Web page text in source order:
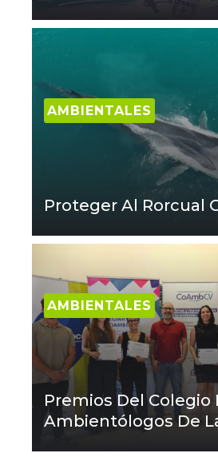
AMBIENTALES
Proteger Al Rorcual
AMBIENTALES
Premios Del Colegio
Ambientólogos De